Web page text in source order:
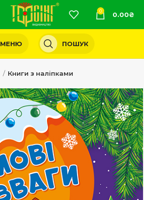
0 0.00₴
МЕНЮ ПОШУК
Книги з наліпками